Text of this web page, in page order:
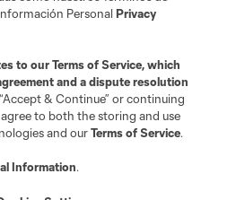
and/or common law trademarks of
of their owners. Any unauthorized use
PersonalPrivacy
to ourTerms of Service, which
and a dispute resolution
& Continue” or continuing
to both the storing and use
and ourTerms of Service.
Information.